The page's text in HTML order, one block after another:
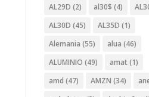
AL29D (2) al30$ (4)
AL30D (45) AL35D (1)
Alemania (55) alua (46)
ALUMINIO (49) amat (1)
amd (47) AMZN (34)